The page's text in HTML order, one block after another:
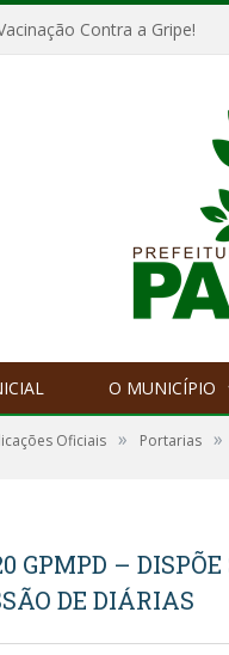
Contra a Gripe!
O MUNICÍPIO
Oficiais » Portarias »
GPMPD –
DE DIÁRIAS